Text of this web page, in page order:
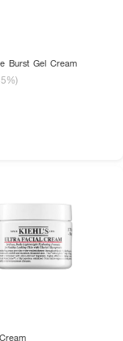
กวัน 🧸💖 เนื้อบางเบา
Burst Gel Cream